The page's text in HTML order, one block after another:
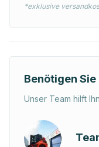
*exklusive
Benötigen Sie
Unser Team hilft